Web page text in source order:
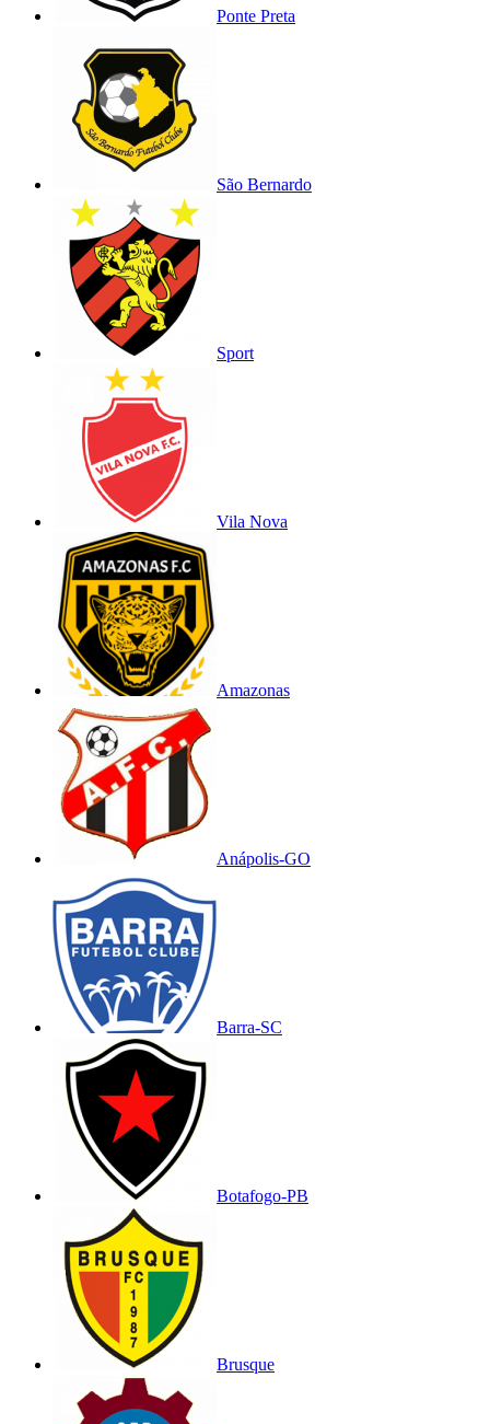
Ponte Preta
São Bernardo
Sport
Vila Nova
Amazonas
Anápolis-GO
Barra-SC
Botafogo-PB
Brusque